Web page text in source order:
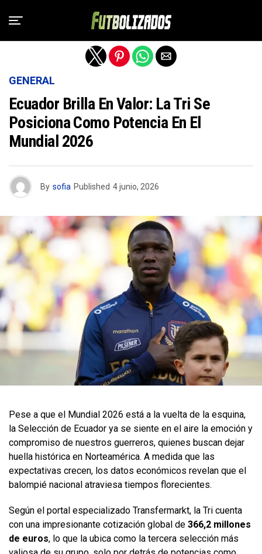
GENERAL
Ecuador Brilla En Valor: La Tri Se
Posiciona Como Potencia En El
Mundial 2026
By sofia Published 4 junio, 2026
Pese a que el Mundial 2026 está a la vuelta de la esquina,
la Selección de Ecuador ya se siente en el aire la emoción y
compromiso de nuestros guerreros, quienes buscan dejar
huella histórica en Norteamérica. A medida que las
expectativas crecen, los datos económicos revelan que el
balompié nacional atraviesa tiempos florecientes.
Según el portal especializado Transfermarkt, la Tri cuenta
con una impresionante cotización global de 366,2 millones
de euros, lo que la ubica como la tercera selección más
Salir de la versión móvil